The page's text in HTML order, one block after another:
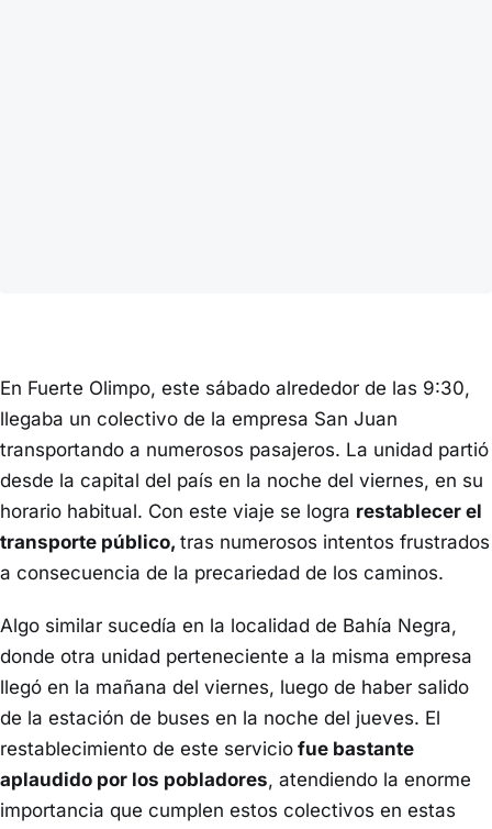
En Fuerte Olimpo, este sábado alrededor de las 9:30,
llegaba un colectivo de la empresa San Juan
transportando a numerosos pasajeros. La unidad partió
desde la capital del país en la noche del viernes, en su
horario habitual. Con este viaje se logra restablecer el
transporte público, tras numerosos intentos frustrados
a consecuencia de la precariedad de los caminos.
Algo similar sucedía en la localidad de Bahía Negra,
donde otra unidad perteneciente a la misma empresa
llegó en la mañana del viernes, luego de haber salido
de la estación de buses en la noche del jueves. El
restablecimiento de este servicio fue bastante
aplaudido por los pobladores, atendiendo la enorme
importancia que cumplen estos colectivos en estas